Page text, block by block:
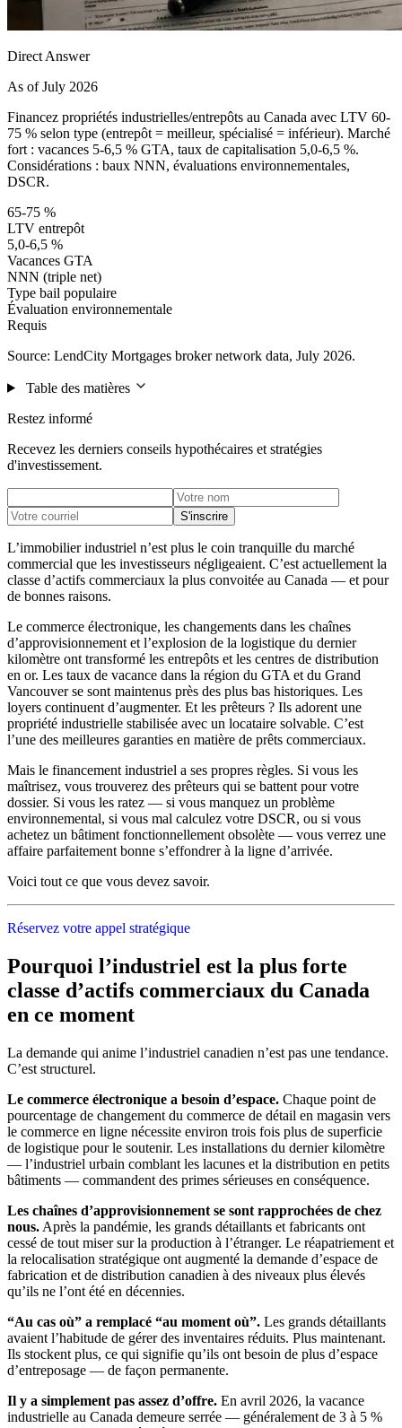
Direct Answer
As of July 2026
Financez propriétés industrielles/entrepôts au Canada avec LTV 60-
75 % selon type (entrepôt = meilleur, spécialisé = inférieur). Marché
fort : vacances 5-6,5 % GTA, taux de capitalisation 5,0-6,5 %.
Considérations : baux NNN, évaluations environnementales,
DSCR.
65-75 %
LTV entrepôt
5,0-6,5 %
Vacances GTA
NNN (triple net)
Type bail populaire
Évaluation environnementale
Requis
Source: LendCity Mortgages broker network data, July 2026.
Table des matières
Restez informé
Recevez les derniers conseils hypothécaires et stratégies
d'investissement.
S'inscrire
L’immobilier industriel n’est plus le coin tranquille du marché
commercial que les investisseurs négligeaient. C’est actuellement la
classe d’actifs commerciaux la plus convoitée au Canada — et pour
de bonnes raisons.
Le commerce électronique, les changements dans les chaînes
d’approvisionnement et l’explosion de la logistique du dernier
kilomètre ont transformé les entrepôts et les centres de distribution
en or. Les taux de vacance dans la région du GTA et du Grand
Vancouver se sont maintenus près des plus bas historiques. Les
loyers continuent d’augmenter. Et les prêteurs ? Ils adorent une
propriété industrielle stabilisée avec un locataire solvable. C’est
l’une des meilleures garanties en matière de prêts commerciaux.
Mais le financement industriel a ses propres règles. Si vous les
maîtrisez, vous trouverez des prêteurs qui se battent pour votre
dossier. Si vous les ratez — si vous manquez un problème
environnemental, si vous mal calculez votre DSCR, ou si vous
achetez un bâtiment fonctionnellement obsolète — vous verrez une
affaire parfaitement bonne s’effondrer à la ligne d’arrivée.
Voici tout ce que vous devez savoir.
Réservez votre appel stratégique
Pourquoi l’industriel est la plus forte
classe d’actifs commerciaux du Canada
en ce moment
La demande qui anime l’industriel canadien n’est pas une tendance.
C’est structurel.
Le commerce électronique a besoin d’espace. Chaque point de
pourcentage de changement du commerce de détail en magasin vers
le commerce en ligne nécessite environ trois fois plus de superficie
de logistique pour le soutenir. Les installations du dernier kilomètre
— l’industriel urbain comblant les lacunes et la distribution en petits
bâtiments — commandent des primes sérieuses en conséquence.
Les chaînes d’approvisionnement se sont rapprochées de chez
nous. Après la pandémie, les grands détaillants et fabricants ont
cessé de tout miser sur la production à l’étranger. Le réapatriement et
la relocalisation stratégique ont augmenté la demande d’espace de
fabrication et de distribution canadien à des niveaux plus élevés
qu’ils ne l’ont été en décennies.
“Au cas où” a remplacé “au moment où”. Les grands détaillants
avaient l’habitude de gérer des inventaires réduits. Plus maintenant.
Ils stockent plus, ce qui signifie qu’ils ont besoin de plus d’espace
d’entreposage — de façon permanente.
Il y a simplement pas assez d’offre. En avril 2026, la vacance
industrielle au Canada demeure serrée — généralement de 3 à 5 %